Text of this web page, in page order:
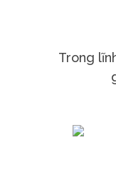
Trong